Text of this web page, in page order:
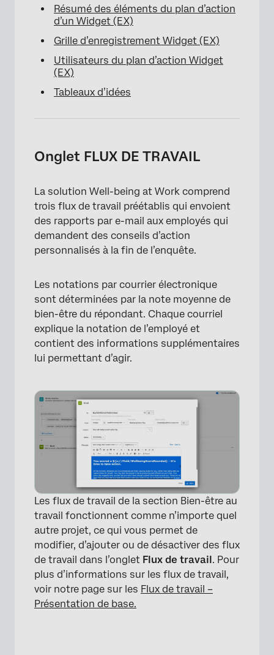
×
Résumé des éléments du plan d’action
d’un Widget (EX)
Grille d’enregistrement Widget (EX)
Utilisateurs du plan d’action Widget
(EX)
Tableaux d’idées
Onglet FLUX DE TRAVAIL
La solution Well-being at Work comprend
trois flux de travail préétablis qui envoient
des rapports par e-mail aux employés qui
demandent des conseils d’action
personnalisés à la fin de l’enquête.
Les notations par courrier électronique
sont déterminées par la note moyenne de
bien-être du répondant. Chaque courriel
explique la notation de l’employé et
contient des informations supplémentaires
lui permettant d’agir.
Les flux de travail de la section Bien-être au
travail fonctionnent comme n’importe quel
autre projet, ce qui vous permet de
modifier, d’ajouter ou de désactiver des flux
de travail dans l’onglet Flux de travail . Pour
plus d’informations sur les flux de travail,
voir notre page sur les Flux de travail –
Présentation de base.